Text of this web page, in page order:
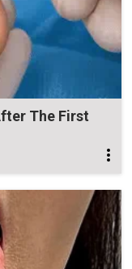
The First